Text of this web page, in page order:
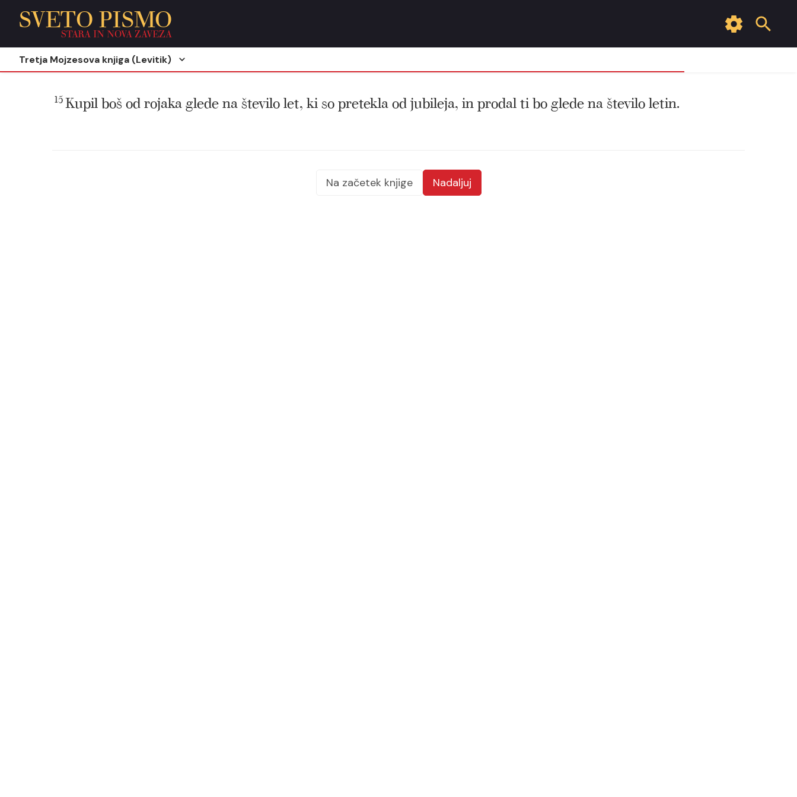
SVETO PISMO
STARA IN NOVA ZAVEZA
Tretja Mojzesova knjiga (Levitik)
15Kupil boš od rojaka glede na število let, ki so pretekla od jubileja, in prodal ti bo glede na število letin.
Na začetek knjige Nadaljuj